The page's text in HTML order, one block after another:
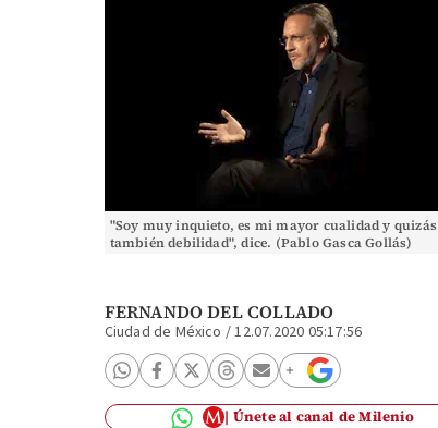
"Soy muy inquieto, es mi mayor cualidad y quizás
también debilidad", dice. (Pablo Gasca Gollás)
FERNANDO DEL COLLADO
Ciudad de México /12.07.2020 05:17:56
Únete al canal de Milenio